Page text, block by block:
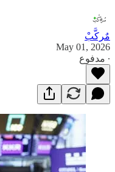
مٌركَّبْ
May 01, 2026
∙ مدفوع